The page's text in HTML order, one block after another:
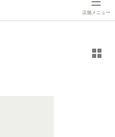
店舗メニュー